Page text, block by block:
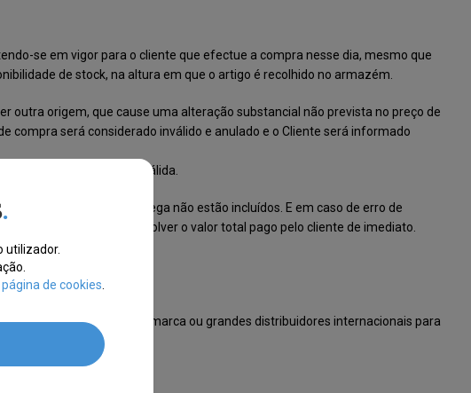
se em vigor para o cliente que efectue a compra nesse dia, mesmo que
de stock, na altura em que o artigo é recolhido no armazém.
outra origem, que cause uma alteração substancial não prevista no preço de
compra será considerado inválido e anulado e o Cliente será informado
será considerada inválida.
vigor, os custos da entrega não estão incluídos. E em caso de erro de
de anular a venda e devolver o valor total pago pelo cliente de imediato.
pelo fabricante/marca ou grandes distribuidores internacionais para
.
utilizador.
página de cookies